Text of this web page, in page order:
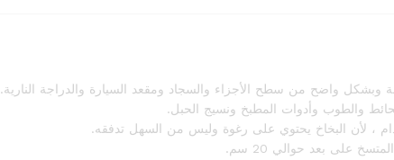
وبشكل واضح من سطح الأجزاء والسجاد ومقعد السيارة والدراجة النارية.
والطوب وأدوات المطبخ ونسيج الحبل.
، لأن البخاخ يحتوي على رغوة وليس من السهل تدفقه.
على بعد حوالي 20 سم.